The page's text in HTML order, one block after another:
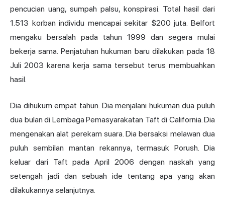
pencucian uang, sumpah palsu, konspirasi. Total hasil dari
1.513 korban individu mencapai sekitar $200 juta. Belfort
mengaku bersalah pada tahun 1999 dan segera mulai
bekerja sama. Penjatuhan hukuman baru dilakukan pada 18
Juli 2003 karena kerja sama tersebut terus membuahkan
hasil.
Dia dihukum empat tahun. Dia menjalani hukuman dua puluh
dua bulan di Lembaga Pemasyarakatan Taft di California. Dia
mengenakan alat perekam suara. Dia bersaksi melawan dua
puluh sembilan mantan rekannya, termasuk Porush. Dia
keluar dari Taft pada April 2006 dengan naskah yang
setengah jadi dan sebuah ide tentang apa yang akan
dilakukannya selanjutnya.